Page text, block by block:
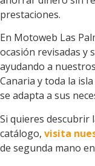
prestaciones.
En Motoweb Las
ocasión revisadas y
ayudando a
Canaria y toda la
se adapta a sus
Si quieres descubrir
catálogo, visita
de segunda mano